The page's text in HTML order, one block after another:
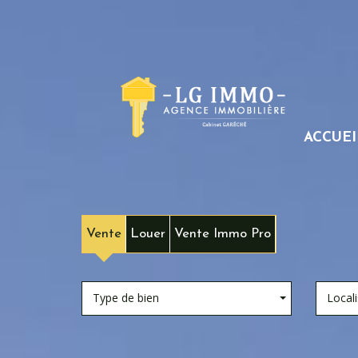
Vente Louer Vente Immo Pro
Type de bien